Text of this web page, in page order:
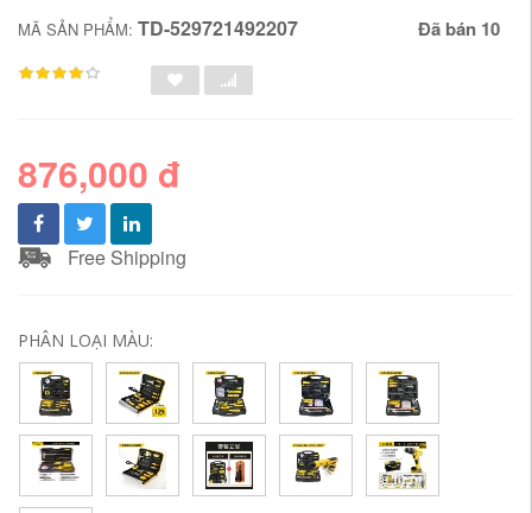
MÃ SẢN PHẨM: TD-529721492207 Đã bán 10
876,000 đ
Free Shipping
PHÂN LOẠI MÀU: